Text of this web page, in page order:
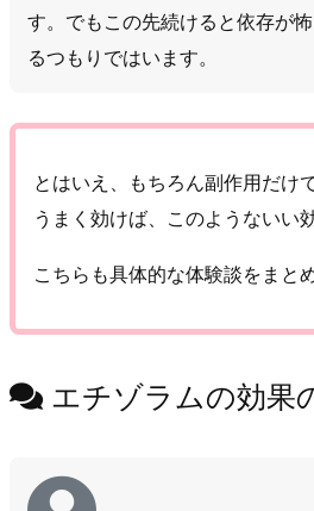
す。でもこの先続けると依存が
るつもりではいます。
とはいえ、もちろん副作用だけ
うまく効けば、このようないい
こちらも具体的な体験談をまと
エチゾラムの効果